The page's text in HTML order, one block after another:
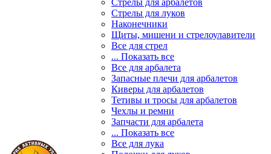
Стрелы для арбалетов
Стрелы для луков
Наконечники
Щиты, мишени и стрелоулавители
Все для стрел
... Показать все
Все для арбалета
Запасные плечи для арбалетов
Киверы для арбалетов
Тетивы и тросы для арбалетов
Чехлы и ремни
Запчасти для арбалета
... Показать все
Все для лука